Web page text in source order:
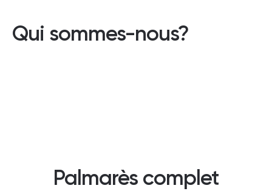
Qui sommes-nous?
Palmarès complet